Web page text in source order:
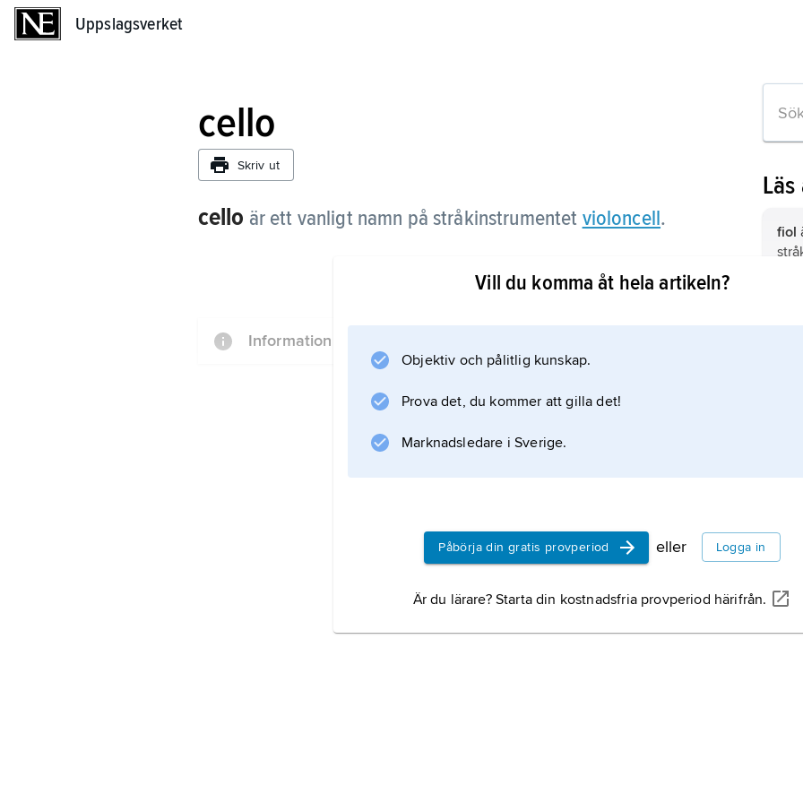
Uppslagsverket
cello
Skriv ut
cello är ett vanligt namn på stråkinstrumentet violoncell.
Information om artikeln
Vill du komma åt hela artikeln?
Objektiv och pålitlig kunskap.
Prova det, du kommer att gilla det!
Marknadsledare i Sverige.
Påbörja din gratis provperiod eller Logga in
Är du lärare? Starta din kostnadsfria provperiod härifrån.
fiol